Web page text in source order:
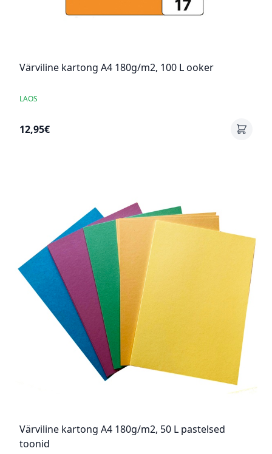
Värviline kartong A4 180g/m2, 100 L ooker
LAOS
12,95€
Värviline kartong A4 180g/m2, 50 L pastelsed
toonid